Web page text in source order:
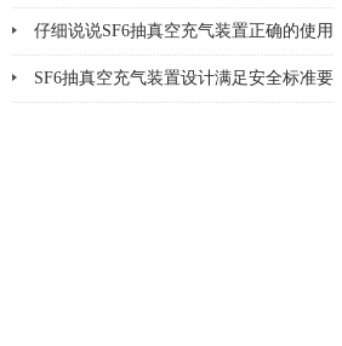
了吗
仔细说说SF6抽真空充气装置正确的使用
方法
SF6抽真空充气装置设计满足安全标准要